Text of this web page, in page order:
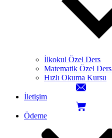
İlkokul Özel Ders
Matematik Özel Ders
Hızlı Okuma Kursu
İletişim
Ödeme